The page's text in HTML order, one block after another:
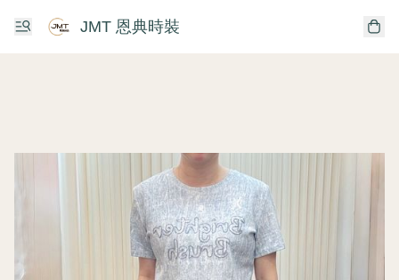
JMT 恩典時裝